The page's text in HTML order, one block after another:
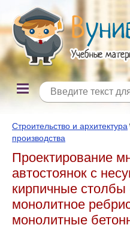
Строительство и архитектура
производства
Проектирование
автостоянок с
кирпичные
монолитное
монолитные